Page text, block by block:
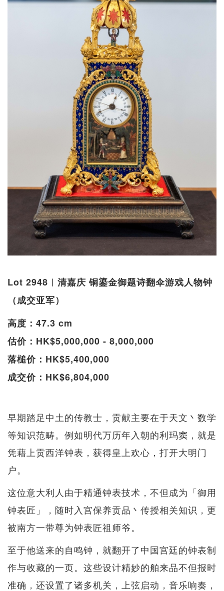
Lot 2948︱清嘉庆 铜鎏金御题诗翻伞游戏人物钟
（成交亚军）
高度：47.3 cm
估价：HK$5,000,000 - 8,000,000
落槌价：HK$5,400,000
成交价：HK$6,804,000
早期踏足中土的传教士，贡献主要在于天文丶数学
等知识范畴。例如明代万历年入朝的利玛窦，就是
凭藉上贡西洋钟表，获得皇上欢心，打开大明门
户。
这位意大利人由于精通钟表技术，不但成为「御用
钟表匠」，随时入宫保养贡品丶传授相关知识，更
被南方一带尊为钟表匠祖师爷。
至于他送来的自鸣钟，就翻开了中国宫廷的钟表制
作与收藏的一页。这些设计精妙的舶来品不但报时
准确，还设置了诸多机关，上弦启动，音乐响奏，